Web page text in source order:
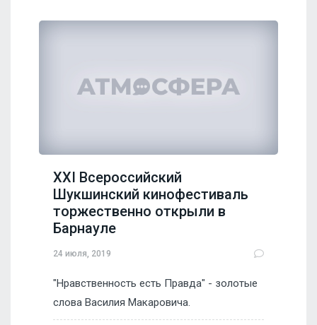
XXI Всероссийский
Шукшинский кинофестиваль
торжественно открыли в
Барнауле
24 июля, 2019
"Нравственность есть Правда" - золотые
слова Василия Макаровича.